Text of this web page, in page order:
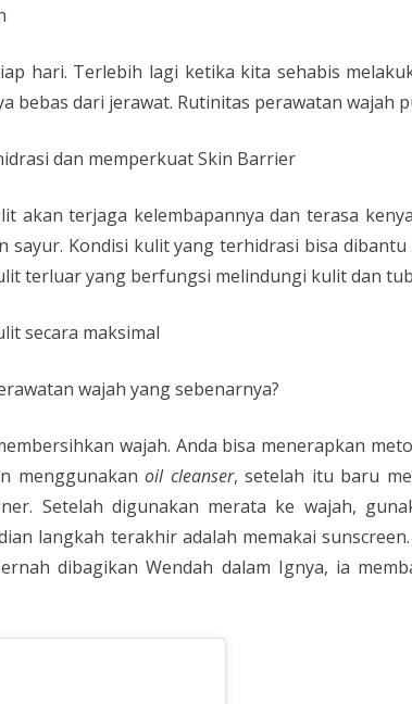
hari. Terlebih lagi ketika kita sehabis
bebas dari jerawat. Rutinitas perawatan wajah
dan memperkuat Skin Barrier
akan terjaga kelembapannya dan terasa
Kondisi kulit yang terhidrasi bisa
terluar yang berfungsi melindungi kulit dan
secara maksimal
wajah yang sebenarnya?
wajah. Anda bisa menerapkan
menggunakanoil cleanser, setelah itu baru
Setelah digunakan merata ke wajah,
langkah terakhir adalah memakai
dibagikan Wendah dalam Ignya, ia